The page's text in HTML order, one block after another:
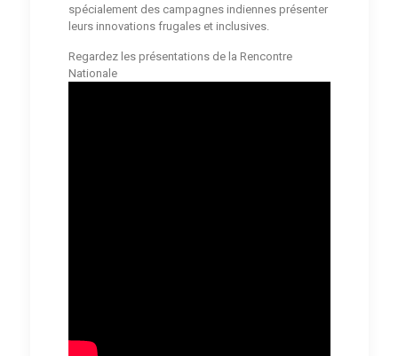
spécialement des campagnes indiennes présenter
leurs innovations frugales et inclusives.
Regardez les présentations de la Rencontre
Nationale